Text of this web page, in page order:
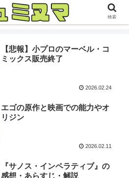
【悲報】小プロのマーベル・コ
ミックス販売終了
2026.02.24
エゴの原作と映画での能力やオ
リジン
2026.02.11
『サノス・インペラティブ』の
感想・あらすじ・解説
検索